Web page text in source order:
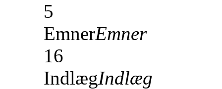
5
EmnerEmner
16
IndlægIndlæg